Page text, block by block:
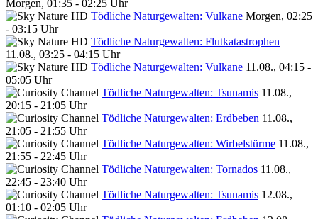
Morgen, 01:35 - 02:25 Uhr
Tödliche Naturgewalten: Vulkane Morgen, 02:25
- 03:15 Uhr
Tödliche Naturgewalten: Flutkatastrophen
11.08., 03:25 - 04:15 Uhr
Tödliche Naturgewalten: Vulkane 11.08., 04:15 -
05:05 Uhr
Tödliche Naturgewalten: Tsunamis 11.08.,
20:15 - 21:05 Uhr
Tödliche Naturgewalten: Erdbeben 11.08.,
21:05 - 21:55 Uhr
Tödliche Naturgewalten: Wirbelstürme 11.08.,
21:55 - 22:45 Uhr
Tödliche Naturgewalten: Tornados 11.08.,
22:45 - 23:40 Uhr
Tödliche Naturgewalten: Tsunamis 12.08.,
01:10 - 02:05 Uhr